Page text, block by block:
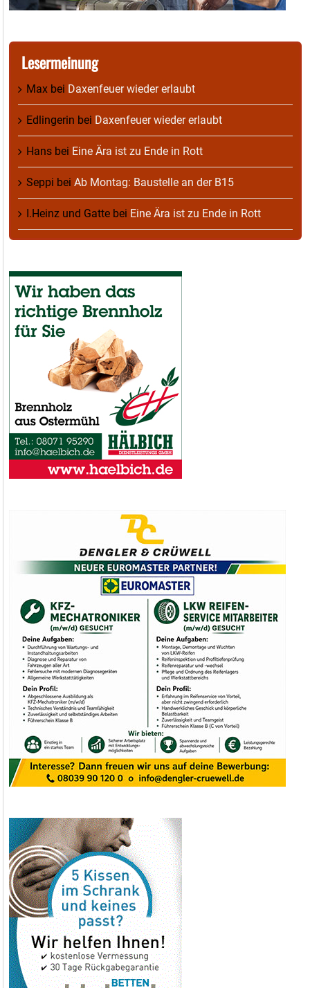
Lesermeinung
Max bei Daxenfeuer wieder erlaubt
Edlingerin bei Daxenfeuer wieder erlaubt
Hans bei Eine Ära ist zu Ende in Rott
Seppi bei Ab Montag: Baustelle an der B15
I.Heinz und Gatte bei Eine Ära ist zu Ende in Rott